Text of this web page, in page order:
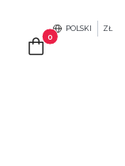
POLSKI ZŁ
Produkty w